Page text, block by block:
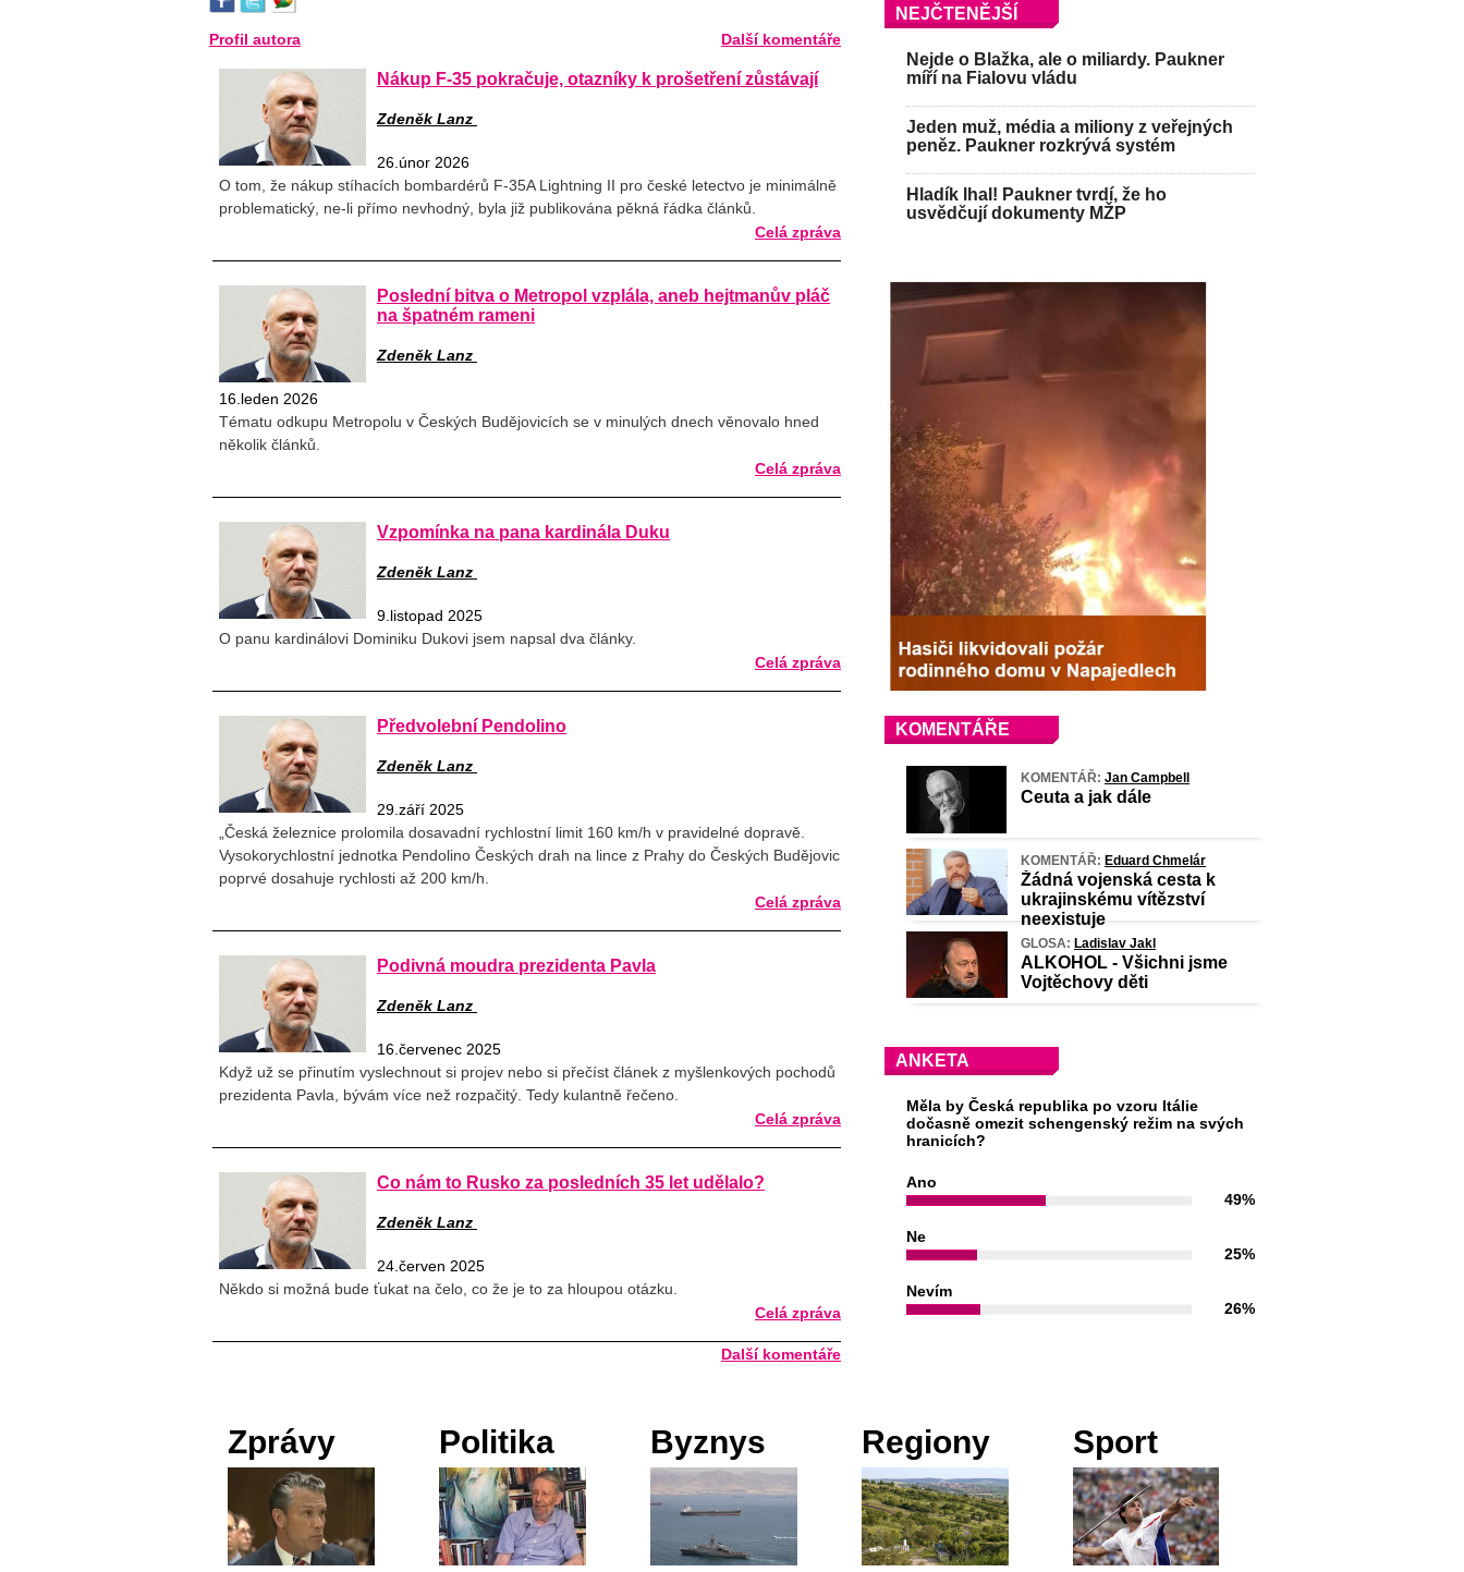
Profil autora Další komentáře
Nákup F-35 pokračuje, otazníky k prošetření zůstávají
Zdeněk Lanz
26.únor 2026
O tom, že nákup stíhacích bombardérů F-35A Lightning II pro české letectvo je minimálně
problematický, ne-li přímo nevhodný, byla již publikována pěkná řádka článků.
Celá zpráva
Poslední bitva o Metropol vzplála, aneb hejtmanův pláč
na špatném rameni
Zdeněk Lanz
16.leden 2026
Tématu odkupu Metropolu v Českých Budějovicích se v minulých dnech věnovalo hned
několik článků.
Celá zpráva
Vzpomínka na pana kardinála Duku
Zdeněk Lanz
9.listopad 2025
O panu kardinálovi Dominiku Dukovi jsem napsal dva články.
Celá zpráva
Předvolební Pendolino
Zdeněk Lanz
29.září 2025
„Česká železnice prolomila dosavadní rychlostní limit 160 km/h v pravidelné dopravě.
Vysokorychlostní jednotka Pendolino Českých drah na lince z Prahy do Českých Budějovic
poprvé dosahuje rychlosti až 200 km/h.
Celá zpráva
Podivná moudra prezidenta Pavla
Zdeněk Lanz
16.červenec 2025
Když už se přinutím vyslechnout si projev nebo si přečíst článek z myšlenkových pochodů
prezidenta Pavla, bývám více než rozpačitý. Tedy kulantně řečeno.
Celá zpráva
Co nám to Rusko za posledních 35 let udělalo?
Zdeněk Lanz
24.červen 2025
Někdo si možná bude ťukat na čelo, co že je to za hloupou otázku.
Celá zpráva
Další komentáře
NEJČTENĚJŠÍ
Nejde o Blažka, ale o miliardy. Paukner
míří na Fialovu vládu
Jeden muž, média a miliony z veřejných
peněz. Paukner rozkrývá systém
Hladík lhal! Paukner tvrdí, že ho
usvědčují dokumenty MŽP
KOMENTÁŘE
KOMENTÁŘ: Jan Campbell
Ceuta a jak dále
KOMENTÁŘ: Eduard Chmelár
Žádná vojenská cesta k
ukrajinskému vítězství
neexistuje
GLOSA: Ladislav Jakl
ALKOHOL - Všichni jsme
Vojtěchovy děti
ANKETA
Měla by Česká republika po vzoru Itálie
dočasně omezit schengenský režim na svých
hranicích?
Ano
49%
Ne
25%
Nevím
26%
Zprávy Politika Byznys Regiony Sport